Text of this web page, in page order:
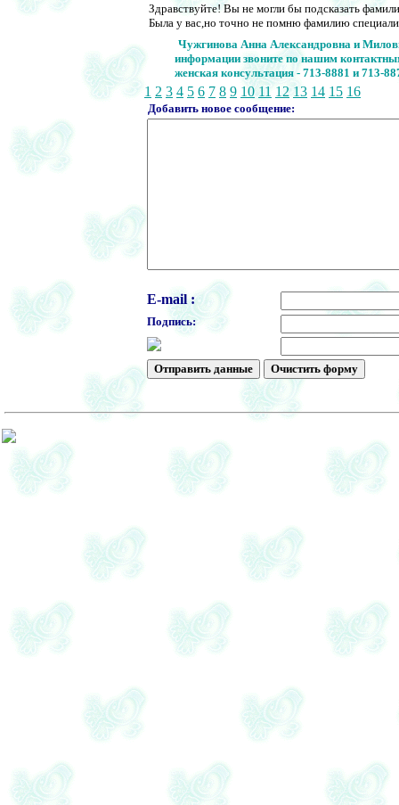
Здравствуйте! Вы не могли бы подсказать
Была у вас,но точно не помню фамилию
Чужгинова Анна Александровна и
информации звоните по нашим
женская консультация - 713-8881 и 713-
1 2 3 4 5 6 7 8 9 10 11 12 13 14 15 16
Добавить новое сообщение:
E-mail :
Подпись: